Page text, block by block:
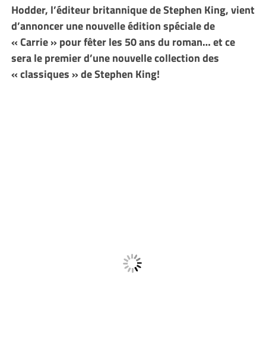
Hodder, l’éditeur britannique de Stephen King, vient
d’annoncer une nouvelle édition spéciale de
« Carrie » pour fêter les 50 ans du roman… et ce
sera le premier d’une nouvelle collection des
« classiques » de Stephen King!